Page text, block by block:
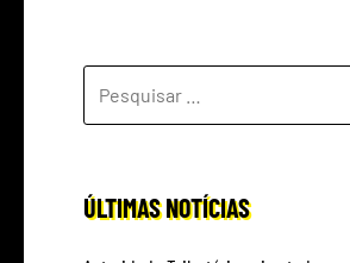
POR:
ÚLTIMAS NOTÍCIAS